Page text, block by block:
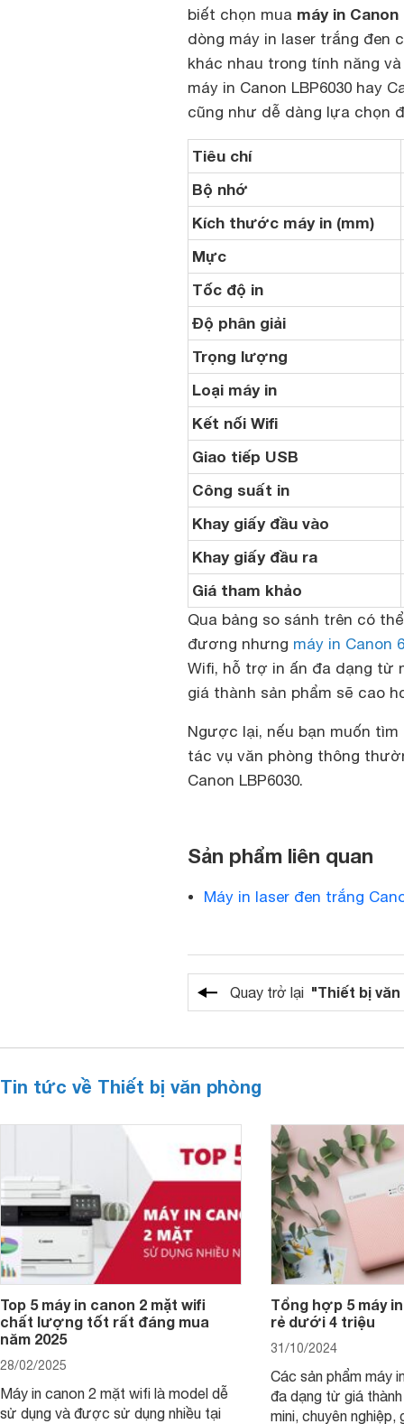
biết chọn mua máy in Canon
dòng máy in laser trắng đen
khác nhau trong tính năng
máy in Canon LBP6030 hay
cũng như dễ dàng lựa chọn
Tiêu chí
Bộ nhớ
Kích thước máy in (mm)
Mực
Tốc độ in
Độ phân giải
Trọng lượng
Loại máy in
Kết nối Wifi
Giao tiếp USB
Công suất in
Khay giấy đầu vào
Khay giấy đầu ra
Giá tham khảo
Qua bảng so sánh trên có
đương nhưng máy in Canon
Wifi, hỗ trợ in ấn đa dạng từ
giá thành sản phẩm sẽ cao
Ngược lại, nếu bạn muốn
tác vụ văn phòng thông
Canon LBP6030.
Sản phẩm liên quan
Máy in laser đen trắng
Quay trở lại "Thiết bị
Tin tức về Thiết bị văn phòng
Top 5 máy in canon 2 mặt wifi
chất lượng tốt rất đáng mua
năm 2025
28/02/2025
Máy in canon 2 mặt wifi là model dễ
sử dụng và được sử dụng nhiều tại
Tổng hợp 5 máy
rẻ dưới 4 triệu
31/10/2024
Các sản phẩm máy
đa dạng từ giá
mini, chuyên nghiệp,